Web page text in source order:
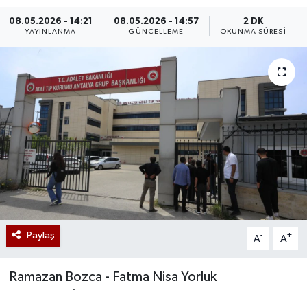
08.05.2026 - 14:21
YAYINLANMA
08.05.2026 - 14:57
GÜNCELLEME
2 DK
OKUNMA SÜRESI
Paylaş A- A+
Ramazan Bozca - Fatma Nisa Yorluk